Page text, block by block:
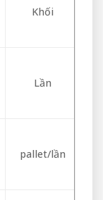
Khối
Lần
pallet/lần